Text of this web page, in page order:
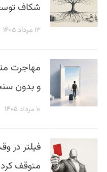
شکاف
۱۳ مرداد ۱۴۰۵
مهاجرت
و بدون
۱۰ مرداد ۱۴۰۵
متوقف